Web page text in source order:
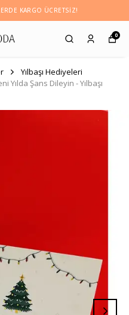
KARGO ÜCRETSİZ!
0
Yılbaşı Hediyeleri
Yılda Şans Dileyin - Yılbaşı